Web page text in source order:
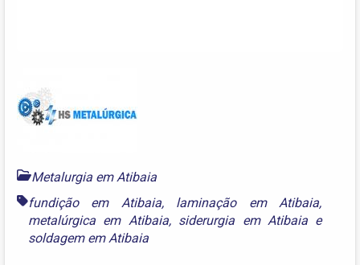
Metalurgia em Atibaia
fundição em Atibaia, laminação em Atibaia,
metalúrgica em Atibaia, siderurgia em Atibaia e
soldagem em Atibaia